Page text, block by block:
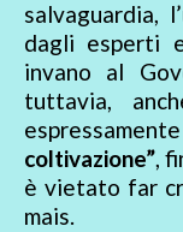
salvaguardia,
dagli esperti
invano al
tuttavia,
coltivazione”,
è vietato far
mais.